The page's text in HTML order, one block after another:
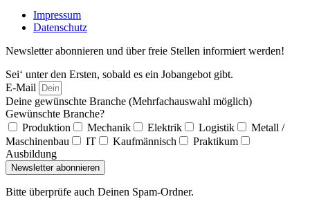
Impressum
Datenschutz
Newsletter abonnieren und über freie Stellen informiert werden!
Sei‘ unter den Ersten, sobald es ein Jobangebot gibt.
E-Mail
Deine gewünschte Branche (Mehrfachauswahl möglich)
Gewünschte Branche?
Produktion
Mechanik Elektrik Logistik
Metall /
Maschinenbau
IT Kaufmännisch
Praktikum
Ausbildung
Newsletter abonnieren
Bitte überprüfe auch Deinen Spam-Ordner.